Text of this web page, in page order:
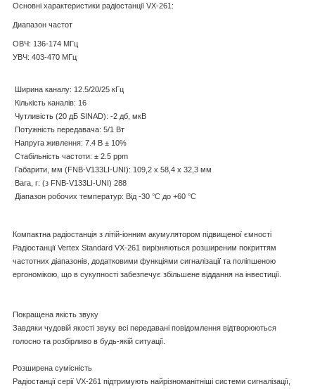
Основні характеристики радіостанції VX-261:
Диапазон частот
ОВЧ: 136-174 МГц
УВЧ: 403-470 МГц
Ширина каналу: 12.5/20/25 кГц
Кількість каналів: 16
Чутливість (20 дБ SINAD): -2 дб, мкВ
Потужність передавача: 5/1 Вт
Напруга живлення: 7.4 В ± 10%
Стабільність частоти: ± 2.5 ppm
Габарити, мм (FNB-V133LI-UNI): 109,2 x 58,4 x 32,3 мм
Вага, г: (з FNB-V133LI-UNI) 288
Діапазон робочих температур: Від -30 °C до +60 °C
Компактна радіостанція з літій-іонним акумулятором підвищеної ємності
Радіостанції Vertex Standard VX-261 вирізняються розширеним покриттям
частотних діапазонів, додатковими функціями сигналізації та поліпшеною
ергономікою, що в сукупності забезпечує збільшене віддання на інвестиції.
Покращена якість звуку
Завдяки чудовій якості звуку всі передавані повідомлення відтворюються
голосно та розбірливо в будь-якій ситуації.
Розширена сумісність
Радіостанції серії VX-261 підтримують найрізноманітніші системи сигналізації,